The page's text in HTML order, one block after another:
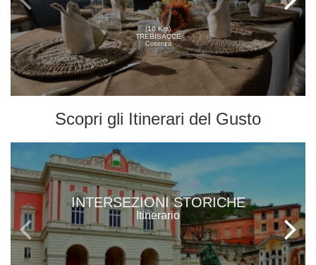
(16 Km)
TREBISACCE
Cosenza
Scopri gli Itinerari del Gusto
INTERSEZIONI STORICHE
Itinerario